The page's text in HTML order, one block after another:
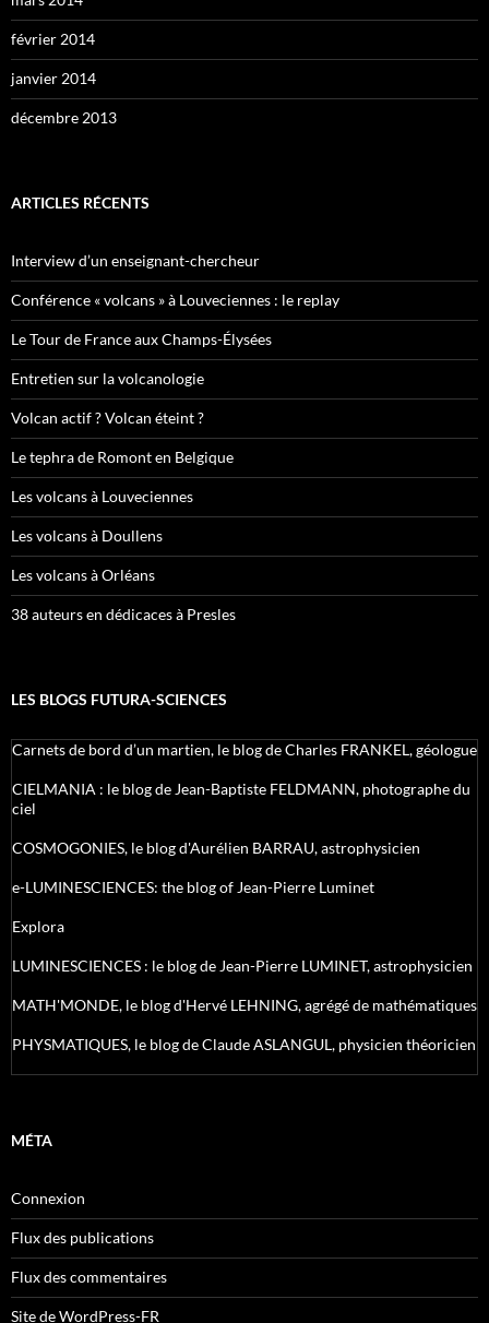
février 2014
janvier 2014
décembre 2013
ARTICLES RÉCENTS
Interview d’un enseignant-chercheur
Conférence « volcans » à Louveciennes : le replay
Le Tour de France aux Champs-Élysées
Entretien sur la volcanologie
Volcan actif ? Volcan éteint ?
Le tephra de Romont en Belgique
Les volcans à Louveciennes
Les volcans à Doullens
Les volcans à Orléans
38 auteurs en dédicaces à Presles
LES BLOGS FUTURA-SCIENCES
Carnets de bord d’un martien, le blog de Charles FRANKEL, géologue
CIELMANIA : le blog de Jean-Baptiste FELDMANN, photographe du
ciel
COSMOGONIES, le blog d'Aurélien BARRAU, astrophysicien
e-LUMINESCIENCES: the blog of Jean-Pierre Luminet
Explora
LUMINESCIENCES : le blog de Jean-Pierre LUMINET, astrophysicien
MATH'MONDE, le blog d'Hervé LEHNING, agrégé de mathématiques
PHYSMATIQUES, le blog de Claude ASLANGUL, physicien théoricien
MÉTA
Connexion
Flux des publications
Flux des commentaires
Site de WordPress-FR